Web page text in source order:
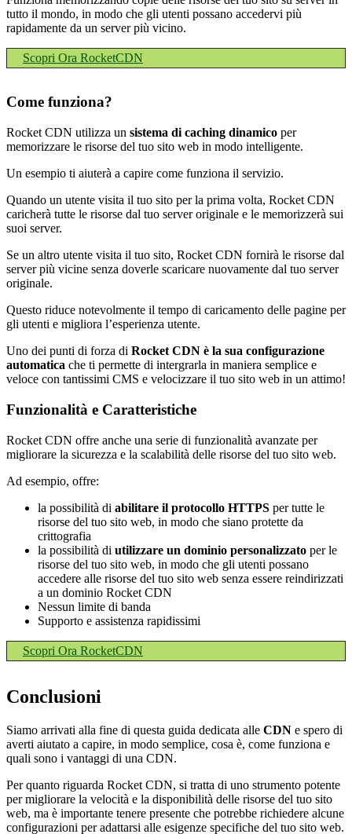
tutto il mondo, in modo che gli utenti possano accedervi più
rapidamente da un server più vicino.
Scopri Ora RocketCDN
Come funziona?
Rocket CDN utilizza un sistema di caching dinamico per
memorizzare le risorse del tuo sito web in modo intelligente.
Un esempio ti aiuterà a capire come funziona il servizio.
Quando un utente visita il tuo sito per la prima volta, Rocket CDN
caricherà tutte le risorse dal tuo server originale e le memorizzerà sui
suoi server.
Se un altro utente visita il tuo sito, Rocket CDN fornirà le risorse dal
server più vicine senza doverle scaricare nuovamente dal tuo server
originale.
Questo riduce notevolmente il tempo di caricamento delle pagine per
gli utenti e migliora l’esperienza utente.
Uno dei punti di forza di Rocket CDN è la sua configurazione
automatica che ti permette di intergrarla in maniera semplice e
veloce con tantissimi CMS e velocizzare il tuo sito web in un attimo!
Funzionalità e Caratteristiche
Rocket CDN offre anche una serie di funzionalità avanzate per
migliorare la sicurezza e la scalabilità delle risorse del tuo sito web.
Ad esempio, offre:
la possibilità di abilitare il protocollo HTTPS per tutte le
risorse del tuo sito web, in modo che siano protette da
crittografia
la possibilità di utilizzare un dominio personalizzato per le
risorse del tuo sito web, in modo che gli utenti possano
accedere alle risorse del tuo sito web senza essere reindirizzati
a un dominio Rocket CDN
Nessun limite di banda
Supporto e assistenza rapidissimi
Scopri Ora RocketCDN
Conclusioni
Siamo arrivati alla fine di questa guida dedicata alle CDN e spero di
averti aiutato a capire, in modo semplice, cosa è, come funziona e
quali sono i vantaggi di una CDN.
Per quanto riguarda Rocket CDN, si tratta di uno strumento potente
per migliorare la velocità e la disponibilità delle risorse del tuo sito
web, ma è importante tenere presente che potrebbe richiedere alcune
configurazioni per adattarsi alle esigenze specifiche del tuo sito web.